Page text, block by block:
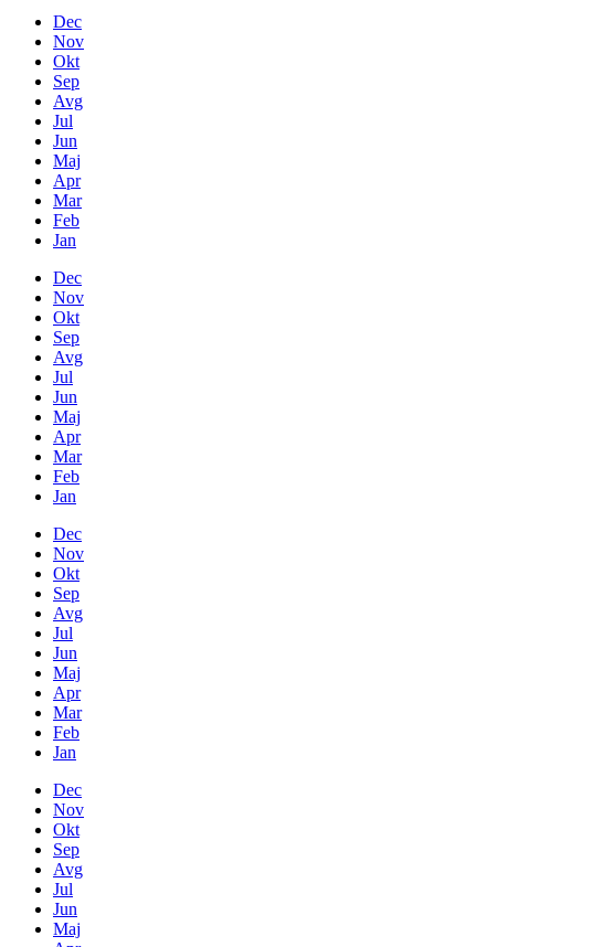
Dec
Nov
Okt
Sep
Avg
Jul
Jun
Maj
Apr
Mar
Feb
Jan
Dec
Nov
Okt
Sep
Avg
Jul
Jun
Maj
Apr
Mar
Feb
Jan
Dec
Nov
Okt
Sep
Avg
Jul
Jun
Maj
Apr
Mar
Feb
Jan
Dec
Nov
Okt
Sep
Avg
Jul
Jun
Maj